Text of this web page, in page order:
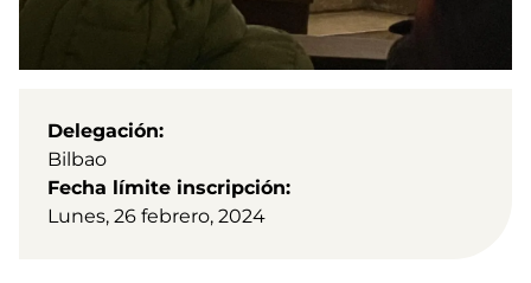
Delegación
Bilbao
Fecha límite inscripción
Lunes, 26 febrero, 2024